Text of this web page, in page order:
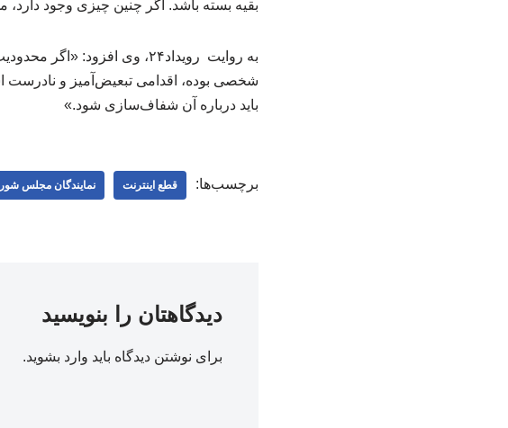
بقیه بسته باشد. اگر چنین چیزی وجود
به روایت رویداد۲۴، وی
شخصی بوده، اقدامی تبعیض‌آمیز و نادرست
باید درباره آن شفاف‌سازی شود.»
برچسب‌ها: قطع اینترنت نمایندگان مجلس
دیدگاهتان را بنویسید
برای نوشتن دیدگاه باید وارد بشوید.